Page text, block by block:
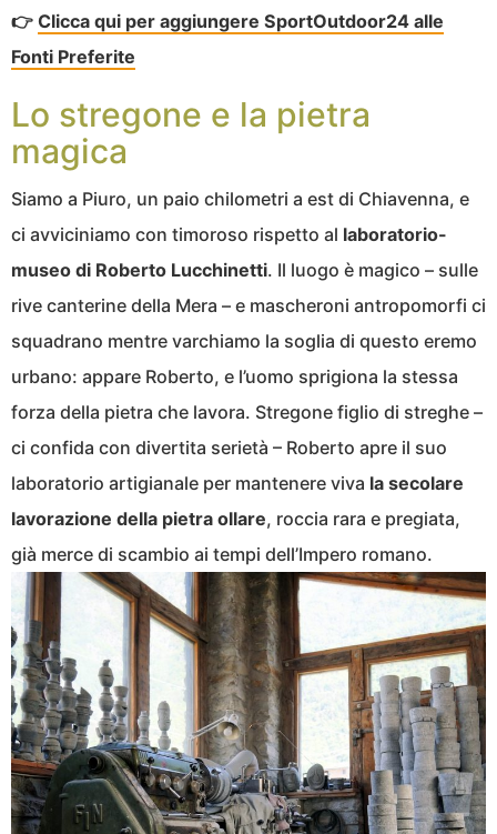
👉 Clicca qui per aggiungere SportOutdoor24 alle
Fonti Preferite
Lo stregone e la pietra
magica
Siamo a Piuro, un paio chilometri a est di Chiavenna, e
ci avviciniamo con timoroso rispetto al laboratorio-
museo di Roberto Lucchinetti. Il luogo è magico – sulle
rive canterine della Mera – e mascheroni antropomorfi ci
squadrano mentre varchiamo la soglia di questo eremo
urbano: appare Roberto, e l’uomo sprigiona la stessa
forza della pietra che lavora. Stregone figlio di streghe –
ci confida con divertita serietà – Roberto apre il suo
laboratorio artigianale per mantenere viva la secolare
lavorazione della pietra ollare, roccia rara e pregiata,
già merce di scambio ai tempi dell’Impero romano.